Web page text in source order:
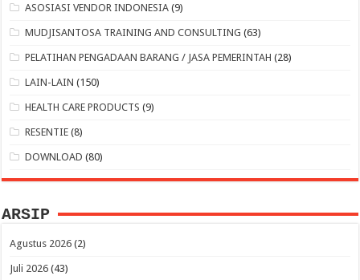
ASOSIASI VENDOR INDONESIA (9)
MUDJISANTOSA TRAINING AND CONSULTING (63)
PELATIHAN PENGADAAN BARANG / JASA PEMERINTAH (28)
LAIN-LAIN (150)
HEALTH CARE PRODUCTS (9)
RESENTIE (8)
DOWNLOAD (80)
ARSIP
Agustus 2026 (2)
Juli 2026 (43)